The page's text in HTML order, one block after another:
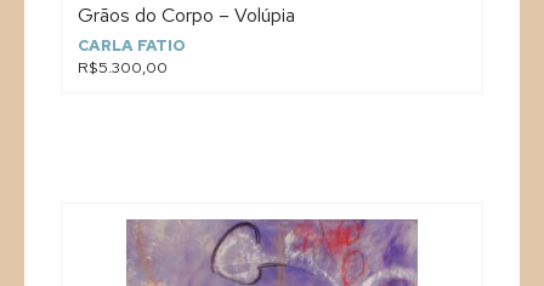
Grãos do Corpo – Volúpia
CARLA FATIO
R$5.300,00